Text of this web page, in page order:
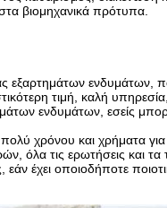
βιομηχανικά πρότυπα.
εξαρτημάτων ενδυμάτων,
τιμή, καλή
ενδυμάτων, εσείς
χρόνου και χρήματα
τις ερωτήσεις και τα
έχει οποιοδήποτε